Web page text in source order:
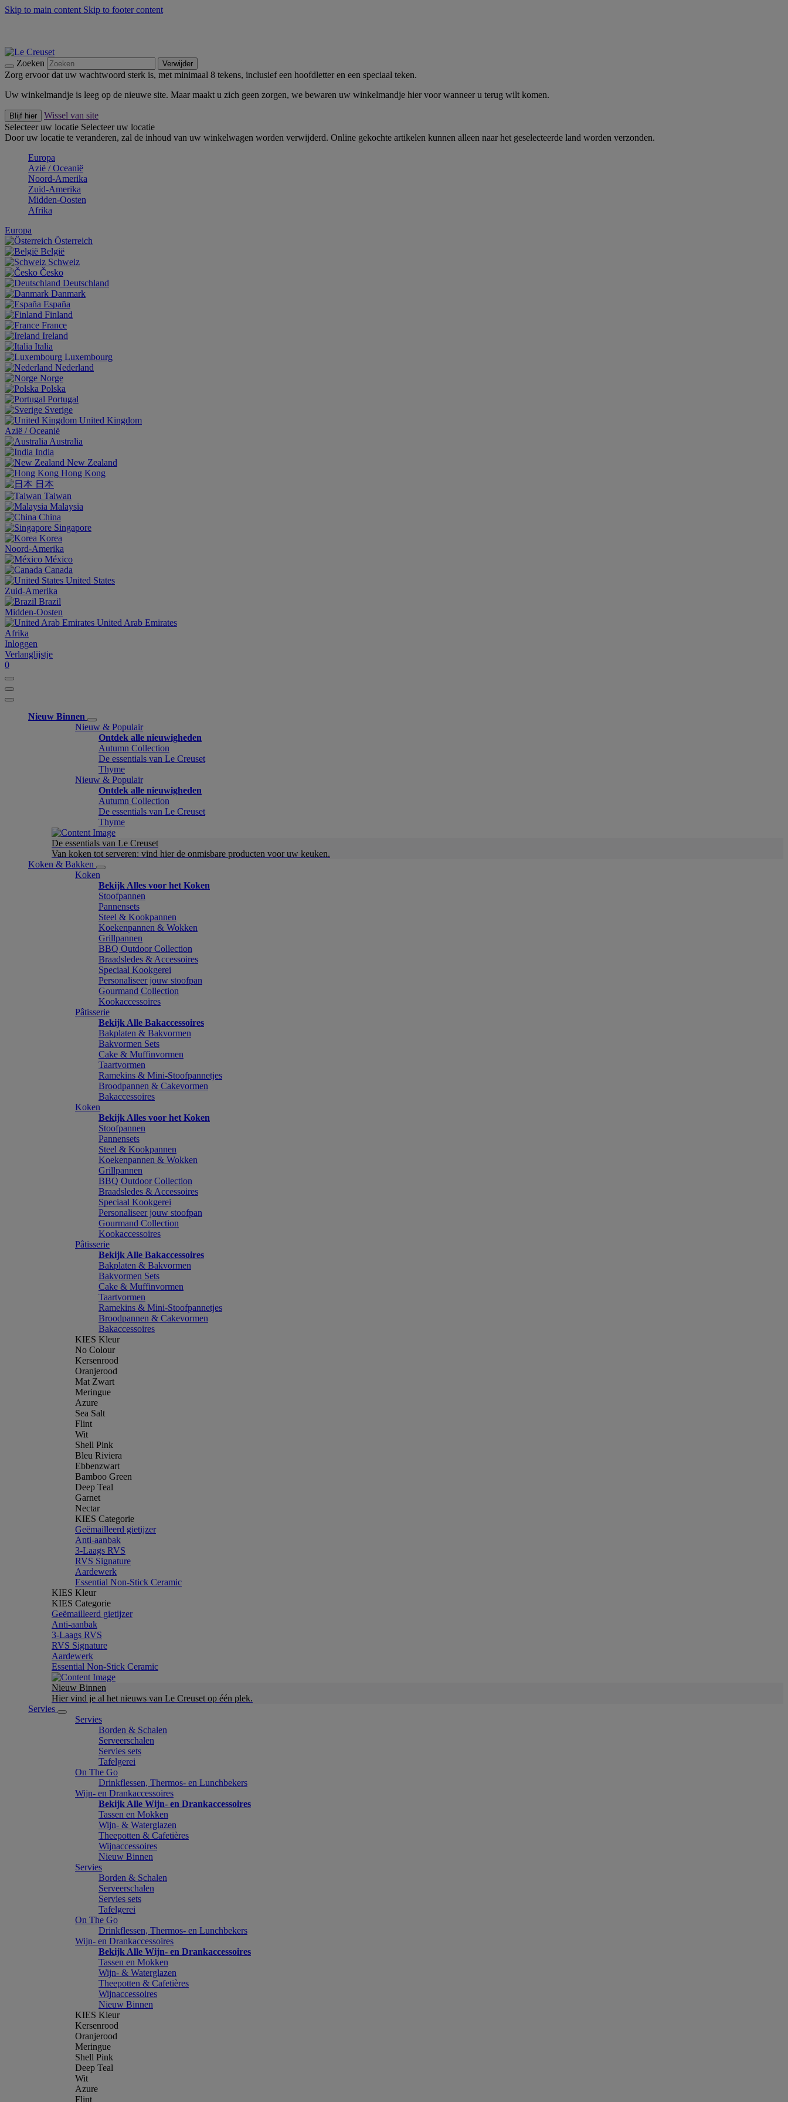
Skip to main content Skip to footer content
Zoeken Verwijder
Zorg ervoor dat uw wachtwoord sterk is, met minimaal 8 tekens, inclusief een hoofdletter en een speciaal teken.
Uw winkelmandje is leeg op de nieuwe site. Maar maakt u zich geen zorgen, we bewaren uw winkelmandje hier voor wanneer u terug wilt komen.
Blijf hier
Wissel van site
Selecteer uw locatie Selecteer uw locatie
Door uw locatie te veranderen, zal de inhoud van uw winkelwagen worden verwijderd. Online gekochte artikelen kunnen alleen naar het geselecteerde land worden verzonden.
Europa
Aziё / Oceaniё
Noord-Amerika
Zuid-Amerika
Midden-Oosten
Afrika
Europa
Österreich
België
Schweiz
Česko
Deutschland
Danmark
España
Finland
France
Ireland
Italia
Luxembourg
Nederland
Norge
Polska
Portugal
Sverige
United Kingdom
Aziё / Oceaniё
Australia
India
New Zealand
Hong Kong
日本
Taiwan
Malaysia
China
Singapore
Korea
Noord-Amerika
México
Canada
United States
Zuid-Amerika
Brazil
Midden-Oosten
United Arab Emirates
Afrika
Inloggen
Verlanglijstje
0
Nieuw Binnen
Nieuw & Populair
Ontdek alle nieuwigheden
Autumn Collection
De essentials van Le Creuset
Thyme
Nieuw & Populair
Ontdek alle nieuwigheden
Autumn Collection
De essentials van Le Creuset
Thyme
De essentials van Le Creuset
Van koken tot serveren: vind hier de onmisbare producten voor uw keuken.
Koken & Bakken
Koken
Bekijk Alles voor het Koken
Stoofpannen
Pannensets
Steel & Kookpannen
Koekenpannen & Wokken
Grillpannen
BBQ Outdoor Collection
Braadsledes & Accessoires
Speciaal Kookgerei
Personaliseer jouw stoofpan
Gourmand Collection
Kookaccessoires
Pâtisserie
Bekijk Alle Bakaccessoires
Bakplaten & Bakvormen
Bakvormen Sets
Cake & Muffinvormen
Taartvormen
Ramekins & Mini-Stoofpannetjes
Broodpannen & Cakevormen
Bakaccessoires
Koken
Bekijk Alles voor het Koken
Stoofpannen
Pannensets
Steel & Kookpannen
Koekenpannen & Wokken
Grillpannen
BBQ Outdoor Collection
Braadsledes & Accessoires
Speciaal Kookgerei
Personaliseer jouw stoofpan
Gourmand Collection
Kookaccessoires
Pâtisserie
Bekijk Alle Bakaccessoires
Bakplaten & Bakvormen
Bakvormen Sets
Cake & Muffinvormen
Taartvormen
Ramekins & Mini-Stoofpannetjes
Broodpannen & Cakevormen
Bakaccessoires
KIES Kleur
No Colour
Kersenrood
Oranjerood
Mat Zwart
Meringue
Azure
Sea Salt
Flint
Wit
Shell Pink
Bleu Riviera
Ebbenzwart
Bamboo Green
Deep Teal
Garnet
Nectar
KIES Categorie
Geëmailleerd gietijzer
Anti-aanbak
3-Laags RVS
RVS Signature
Aardewerk
Essential Non-Stick Ceramic
KIES Kleur
KIES Categorie
Geëmailleerd gietijzer
Anti-aanbak
3-Laags RVS
RVS Signature
Aardewerk
Essential Non-Stick Ceramic
Nieuw Binnen
Hier vind je al het nieuws van Le Creuset op één plek.
Servies
Servies
Borden & Schalen
Serveerschalen
Servies sets
Tafelgerei
On The Go
Drinkflessen, Thermos- en Lunchbekers
Wijn- en Drankaccessoires
Bekijk Alle Wijn- en Drankaccessoires
Tassen en Mokken
Wijn- & Waterglazen
Theepotten & Cafetières
Wijnaccessoires
Nieuw Binnen
Servies
Borden & Schalen
Serveerschalen
Servies sets
Tafelgerei
On The Go
Drinkflessen, Thermos- en Lunchbekers
Wijn- en Drankaccessoires
Bekijk Alle Wijn- en Drankaccessoires
Tassen en Mokken
Wijn- & Waterglazen
Theepotten & Cafetières
Wijnaccessoires
Nieuw Binnen
KIES Kleur
Kersenrood
Oranjerood
Meringue
Shell Pink
Deep Teal
Wit
Azure
Flint